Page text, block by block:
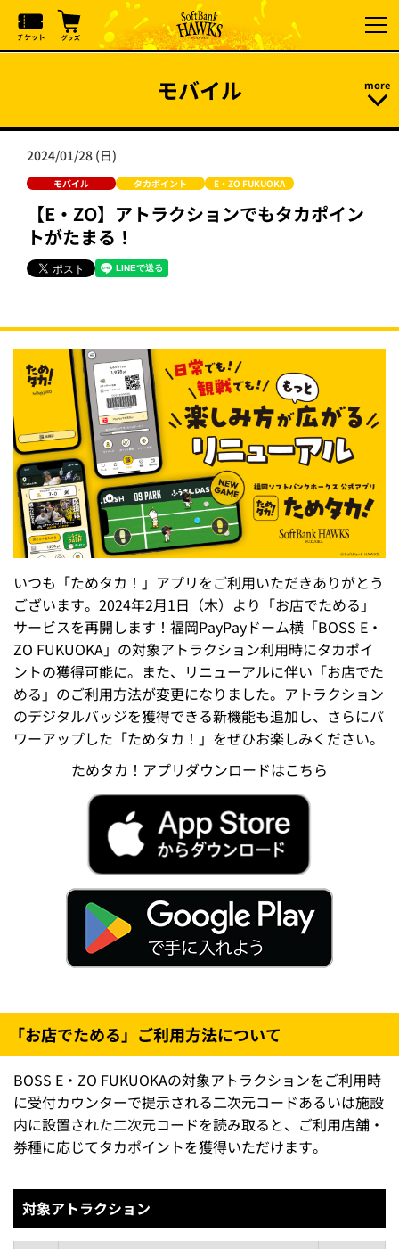
モバイル
2024/01/28 (日)
モバイル タカポイント E・ZO FUKUOKA
【E・ZO】アトラクションでもタカポイン
トがたまる！
いつも「ためタカ！」アプリをご利用いただきありがとう
ございます。2024年2月1日（木）より「お店でためる」
サービスを再開します！福岡PayPayドーム横「BOSS E・
ZO FUKUOKA」の対象アトラクション利用時にタカポイ
ントの獲得可能に。また、リニューアルに伴い「お店でた
める」のご利用方法が変更になりました。アトラクション
のデジタルバッジを獲得できる新機能も追加し、さらにパ
ワーアップした「ためタカ！」をぜひお楽しみください。
ためタカ！アプリダウンロードはこちら
「お店でためる」ご利用方法について
BOSS E・ZO FUKUOKAの対象アトラクションをご利用時
に受付カウンターで提示される二次元コードあるいは施設
内に設置された二次元コードを読み取ると、ご利用店舗・
券種に応じてタカポイントを獲得いただけます。
対象アトラクション